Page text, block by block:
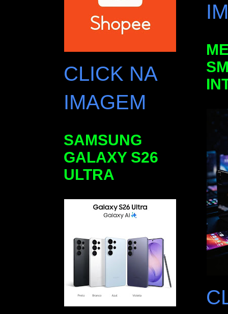
CLICK NA
IMAGEM
SAMSUNG
GALAXY S26
ULTRA